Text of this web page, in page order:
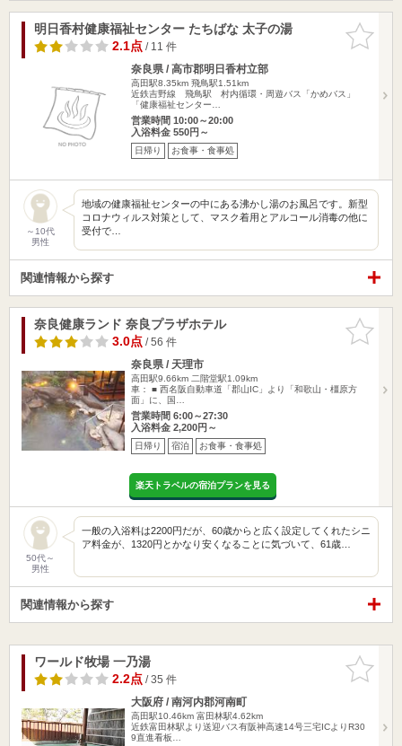
お気に入
りに追加
明日香村健康福祉センター たちばな 太子の湯
2.1点/ 11 件
奈良県 / 高市郡明日香村立部
高田駅8.35km 飛鳥駅1.51km
近鉄吉野線 飛鳥駅 村内循環・周遊バス「かめバス」
「健康福祉センター…
営業時間 10:00～20:00
入浴料金 550円～
日帰り お食事・食事処
～10代
男性
地域の健康福祉センターの中にある沸かし湯のお風呂です。新型
コロナウィルス対策として、マスク着用とアルコール消毒の他に
受付で…
関連情報から探す
お気に入
りに追加
奈良健康ランド 奈良プラザホテル
3.0点/ 56 件
奈良県 / 天理市
高田駅9.66km 二階堂駅1.09km
車： ■ 西名阪自動車道「郡山IC」より「和歌山・橿原方
面」に、国…
営業時間 6:00～27:30
入浴料金 2,200円～
日帰り 宿泊 お食事・食事処
楽天トラベルの宿泊プランを見る
50代～
男性
一般の入浴料は2200円だが、60歳からと広く設定してくれたシニ
ア料金が、1320円とかなり安くなることに気づいて、61歳…
関連情報から探す
お気に入
りに追加
ワールド牧場 一乃湯
2.2点/ 35 件
大阪府 / 南河内郡河南町
高田駅10.46km 富田林駅4.62km
近鉄富田林駅より送迎バス有阪神高速14号三宅ICよりR30
9直進看板…